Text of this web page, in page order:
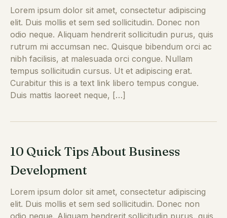
Lorem ipsum dolor sit amet, consectetur adipiscing
elit. Duis mollis et sem sed sollicitudin. Donec non
odio neque. Aliquam hendrerit sollicitudin purus, quis
rutrum mi accumsan nec. Quisque bibendum orci ac
nibh facilisis, at malesuada orci congue. Nullam
tempus sollicitudin cursus. Ut et adipiscing erat.
Curabitur this is a text link libero tempus congue.
Duis mattis laoreet neque, […]
10 Quick Tips About Business
Development
Lorem ipsum dolor sit amet, consectetur adipiscing
elit. Duis mollis et sem sed sollicitudin. Donec non
odio neque. Aliquam hendrerit sollicitudin purus, quis